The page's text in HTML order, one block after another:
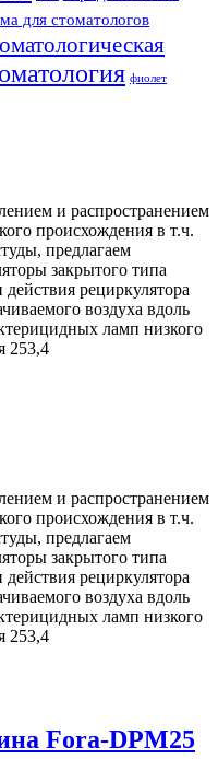
для стоматологов
фиолет
и распространением
происхождения в т.ч.
предлагаем
закрытого типа
рециркулятора
воздуха вдоль
ламп низкого
253,4
и распространением
происхождения в т.ч.
предлагаем
закрытого типа
рециркулятора
воздуха вдоль
ламп низкого
253,4
Fora-DPM25